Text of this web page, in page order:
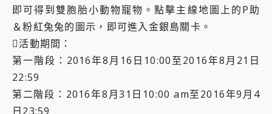
即可得到雙胞胎小動物寵物。點擊主線地圖上的P助
＆粉紅兔兔的圖示，即可進入金銀島關卡。
活動期間：
第一階段：2016年8月16日10:00至2016年8月21日
22:59
第二階段：2016年8月31日10:00 am至2016年9月4
日23:59